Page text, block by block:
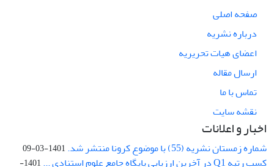
صفحه اصلی
درباره نشریه
اعضای هیات تحریریه
ارسال مقاله
تماس با ما
نقشه سایت
اخبار و اعلانات
شماره زمستان نشریه (55) با موضوع کرونا منتشر شد. 1401-03-09
کسب رتبه Q1 در آخرین ارزیابی پایگاه جامع علوم استنادی ...
1401-